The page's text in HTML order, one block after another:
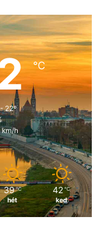
℃
22º
km/h
39 ℃
hét
42 ℃
ked